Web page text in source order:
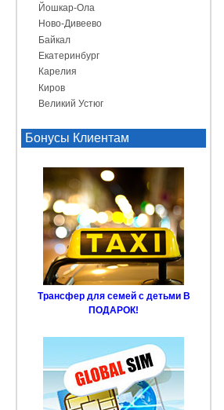
Йошкар-Ола
Ново-Дивеево
Байкал
Екатеринбург
Карелия
Киров
Великий Устюг
Бонусы Клиентам
Трансфер для семей с детьми В
ПОДАРОК!